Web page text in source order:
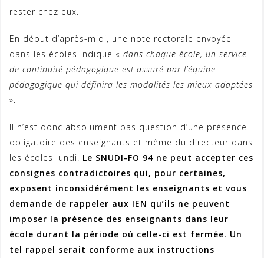
rester chez eux.
En début d’après-midi, une note rectorale envoyée
dans les écoles indique « dans chaque école, un service
de continuité pédagogique est assuré par l’équipe
pédagogique qui définira les modalités les mieux adaptées
».
Il n’est donc absolument pas question d’une présence
obligatoire des enseignants et même du directeur dans
les écoles lundi. Le SNUDI-FO 94 ne peut accepter ces
consignes contradictoires qui, pour certaines,
exposent inconsidérément les enseignants et vous
demande de rappeler aux IEN qu’ils ne peuvent
imposer la présence des enseignants dans leur
école durant la période où celle-ci est fermée. Un
tel rappel serait conforme aux instructions